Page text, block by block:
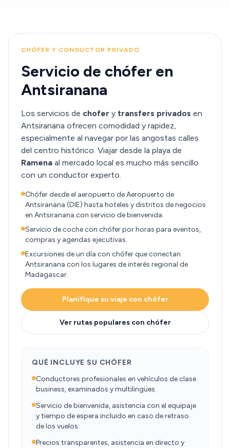
CHÓFER Y CONDUCTOR PRIVADO
Servicio de chófer en
Antsiranana
Los servicios de chofer y transfers privados en
Antsiranana ofrecen comodidad y rapidez,
especialmente al navegar por las angostas calles
del centro histórico. Viajar desde la playa de
Ramena al mercado local es mucho más sencillo
con un conductor experto.
Chófer desde el aeropuerto de Aeropuerto de
Antsiranana (DIE) hasta hoteles y distritos de negocios
en Antsiranana con servicio de bienvenida.
Servicio de coche con chófer por horas para eventos,
compras y agendas ejecutivas.
Excursiones de un día con chófer que conectan
Antsiranana con los lugares de interés regional de
Madagascar.
Planifique su viaje con chófer
Ver rutas populares con chófer
QUÉ INCLUYE SU CHÓFER
Conductores profesionales en vehículos de clase
business, examinados y multilingües.
Servicio de bienvenida, asistencia con el equipaje
y tiempo de espera incluido en caso de retraso
de los vuelos.
Precios transparentes, asistencia en directo y